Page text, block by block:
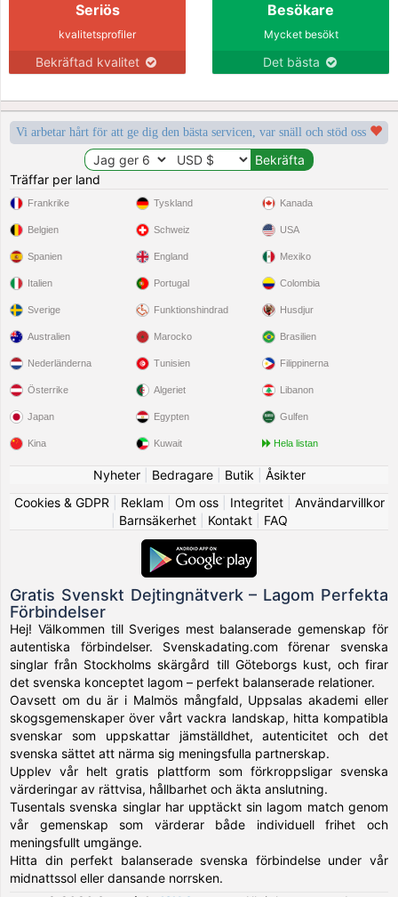
Seriös
kvalitetsprofiler
Bekräftad kvalitet
Besökare
Mycket besökt
Det bästa
Vi arbetar hårt för att ge dig den bästa servicen, var snäll och stöd oss
Träffar per land
Frankrike
Belgien
Spanien
Italien
Sverige
Tyskland
Schweiz
England
Portugal
Funktionshindrad
Kanada
USA
Mexiko
Colombia
Husdjur
Australien
Nederländerna
Österrike
Japan
Kina
Marocko
Tunisien
Algeriet
Egypten
Kuwait
Brasilien
Filippinerna
Libanon
Gulfen
Hela listan
Nyheter| Bedragare| Butik
Åsikter
Cookies & GDPR
Reklam Om oss| Integritet| Användarvillkor
Barnsäkerhet| Kontakt| FAQ
Gratis Svenskt Dejtingnätverk – Lagom Perfekta
Förbindelser
Hej! Välkommen till Sveriges mest balanserade gemenskap för
autentiska förbindelser. Svenskadating.com förenar svenska
singlar från Stockholms skärgård till Göteborgs kust, och firar
det svenska konceptet lagom – perfekt balanserade relationer.
Oavsett om du är i Malmös mångfald, Uppsalas akademi eller
skogsgemenskaper över vårt vackra landskap, hitta kompatibla
svenskar som uppskattar jämställdhet, autenticitet och det
svenska sättet att närma sig meningsfulla partnerskap.
Upplev vår helt gratis plattform som förkroppsligar svenska
värderingar av rättvisa, hållbarhet och äkta anslutning.
Tusentals svenska singlar har upptäckt sin lagom match genom
vår gemenskap som värderar både individuell frihet och
meningsfullt umgänge.
Hitta din perfekt balanserade svenska förbindelse under vår
midnattssol eller dansande norrsken.